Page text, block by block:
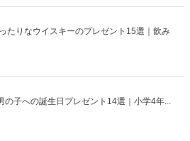
たりなウイスキーのプレゼント15選｜飲み
の子への誕生日プレゼント14選｜小学4年...